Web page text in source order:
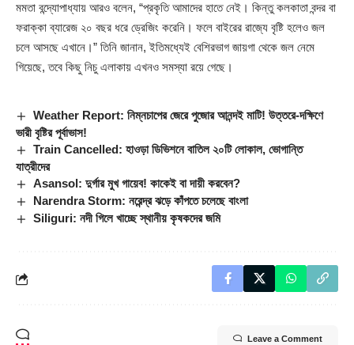
মমতা বন্দ্যোপাধ্যায় আরও বলেন, “প্রকৃতি আমাদের হাতে নেই। কিন্তু কলকাতা বন্দর বা
ফরাক্কা ব্যারেজ ২০ বছর ধরে ড্রেজিং করেনি। ফলে বাইরের রাজ্যে বৃষ্টি হলেও জল
চলে আসছে এখানে।” তিনি জানান, ইতিমধ্যেই বেশিরভাগ জায়গা থেকে জল নেমে
গিয়েছে, তবে কিছু নিচু এলাকায় এখনও সমস্যা রয়ে গেছে।
Weather Report: নিম্নচাপের জেরে পুজোর আনন্দই মাটি! উত্তরে-দক্ষিণে
ভারী বৃষ্টির পূর্বাভাস!
Train Cancelled: হাওড়া ডিভিশনে বাতিল ২০টি লোকাল, ভোগান্তি
যাত্রীদের
Asansol: দুর্গার মুখ গায়েব! কাকেই বা দায়ী করবেন?
Narendra Storm: নরেন্দ্র ঝড়ে কাঁপতে চলেছে বাংলা
Siliguri: নদী গিলে খাচ্ছে স্থানীয় কৃষকদের জমি
Leave a Comment